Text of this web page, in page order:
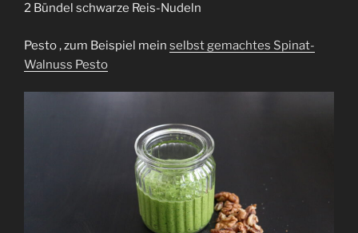
2 Bündel schwarze Reis-Nudeln
Pesto , zum Beispiel mein selbst gemachtes Spinat-
Walnuss Pesto